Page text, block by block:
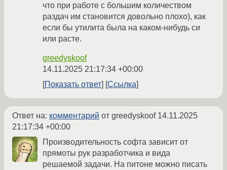
что при работе с большим количеством
раздач им становится довольно плохо), как
если бы утилита была на каком-нибудь си
или расте.
greedyskoof
14.11.2025 21:17:34 +00:00
Показать ответ
Ссылка
Ответ на: комментарий от greedyskoof 14.11.2025
21:17:34 +00:00
Производительность софта зависит от
прямоты рук разработчика и вида
решаемой задачи. На питоне можно писать